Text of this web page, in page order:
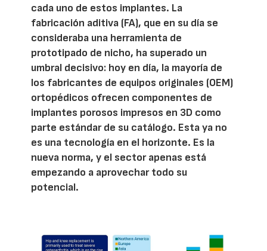
cada uno de estos implantes. La
fabricación aditiva (FA), que en su día se
consideraba una herramienta de
prototipado de nicho, ha superado un
umbral decisivo: hoy en día, la mayoría de
los fabricantes de equipos originales (OEM)
ortopédicos ofrecen componentes de
implantes porosos impresos en 3D como
parte estándar de su catálogo. Esta ya no
es una tecnología en el horizonte. Es la
nueva norma, y el sector apenas está
empezando a aprovechar todo su
potencial.